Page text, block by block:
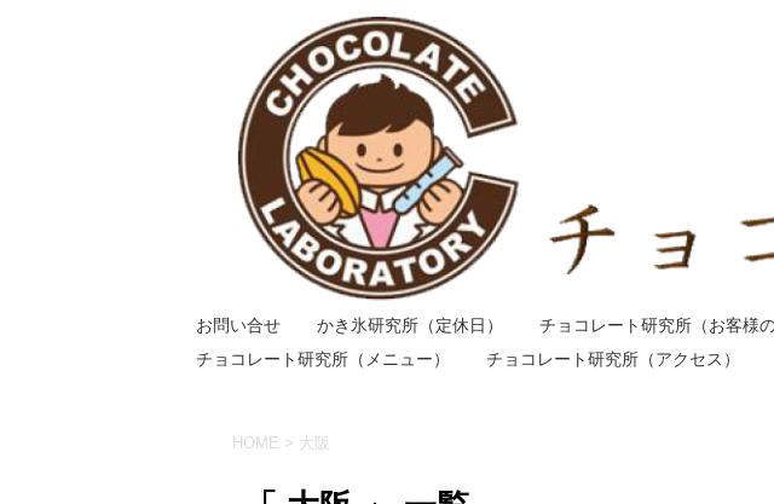
お問い合せ かき氷研究所（定休日） チョコレート研究所（お客様
チョコレート研究所（メニュー）
チョコレート研究所（アクセス）
HOME > 大阪